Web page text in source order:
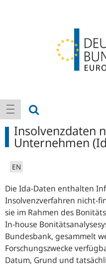
Hauptnavigation
Navigation anzeigen
Insolvenzdaten
Unternehmen
EN
Die Ida-Daten enthalten
Insolvenzverfahren nicht-
sie im Rahmen des
In-house
Bundesbank, gesammelt
Forschungszwecke
Datum, Grund und